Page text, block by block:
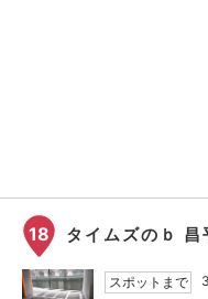
18 タイムズのｂ
スポットまで